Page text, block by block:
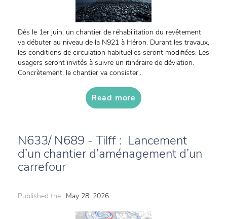
Dès le 1er juin, un chantier de réhabilitation du revêtement
va débuter au niveau de la N921 à Héron. Durant les travaux,
les conditions de circulation habituelles seront modifiées. Les
usagers seront invités à suivre un itinéraire de déviation.
Concrètement, le chantier va consister...
Read more
N633/ N689 - Tilff : Lancement
d’un chantier d’aménagement d’un
carrefour
Published the : May 28, 2026